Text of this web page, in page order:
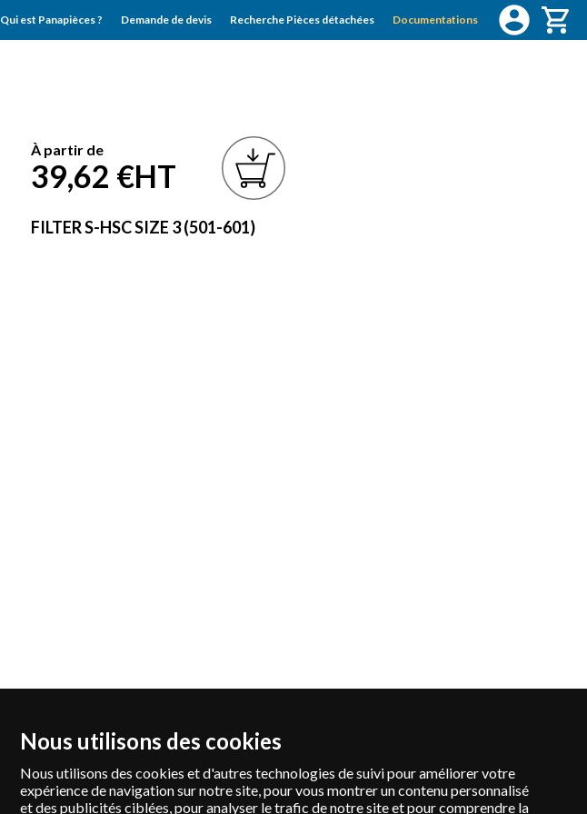
Nous utilisons des cookies
Nous utilisons des cookies et d'autres technologies de suivi pour améliorer votre
expérience de navigation sur notre site, pour vous montrer un contenu personnalisé
et des publicités ciblées, pour analyser le trafic de notre site et pour comprendre la
Qui est Panapièces ? Demande de devis Recherche Pièces détachées Documentations
À partir de
39,62 €HT
FILTER S-HSC SIZE 3 (501-601)